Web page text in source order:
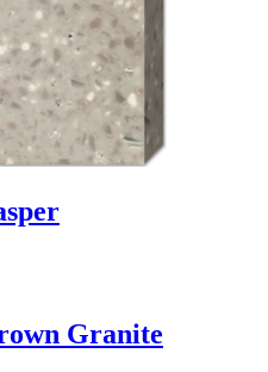
Granite